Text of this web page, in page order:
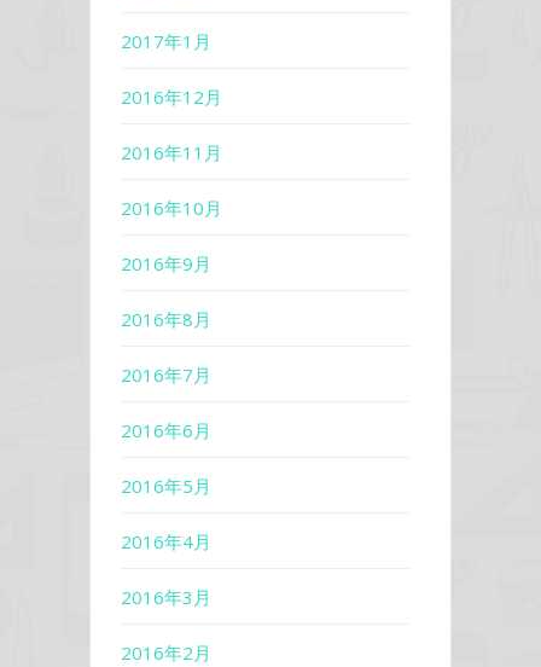
2017年1月
2016年12月
2016年11月
2016年10月
2016年9月
2016年8月
2016年7月
2016年6月
2016年5月
2016年4月
2016年3月
2016年2月